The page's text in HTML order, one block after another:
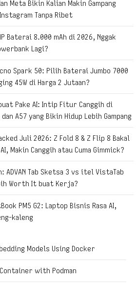
Meta Bikin Kalian Makin Gampang
Tanpa Ribet
Baterai 8.000 mAh di 2026, Nggak
Lagi?
Spark 50: Pilih Baterai Jumbo 7000
45W di Harga 2 Jutaan?
Pake AI: Intip Fitur Canggih di
dan A57 yang Bikin Hidup Lebih Gampang
Juli 2026: Z Fold 8 & Z Flip 8 Bakal
Makin Canggih atau Cuma Gimmick?
ADVAN Tab Sketsa 3 vs itel VistaTab
Worth It buat Kerja?
PM5 G2: Laptop Bisnis Rasa AI,
kaleng
Models Using Docker
with Podman